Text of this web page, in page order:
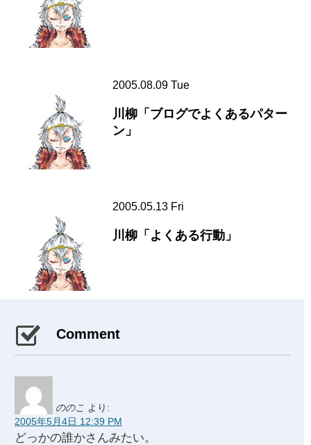
2005.08.09 Tue
川柳「ブログでよくあるパター
ン」
2005.05.13 Fri
川柳「よくある行動」
Comment
ののこ より:
2005年5月4日 12:39 PM
どっかの誰かさんみたい。